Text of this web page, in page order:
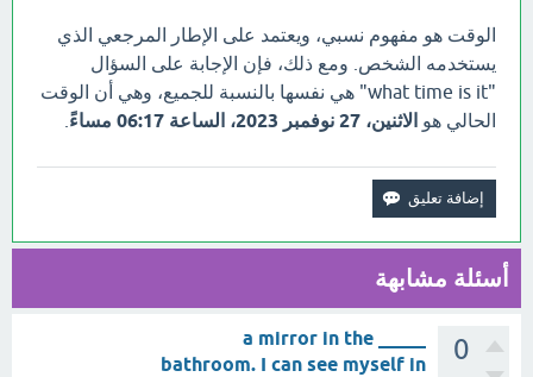
الوقت هو مفهوم نسبي، ويعتمد على الإطار المرجعي الذي
يستخدمه الشخص. ومع ذلك، فإن الإجابة على السؤال
"what time is it" هي نفسها بالنسبة للجميع، وهي أن الوقت
الحالي هو الاثنين، 27 نوفمبر 2023، الساعة 06:17 مساءً
أسئلة مشابهة
0
_____ a mirror in the
bathroom. I can see myself in